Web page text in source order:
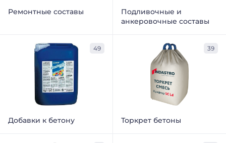
Ремонтные составы
Подливочные и
анкеровочные составы
49
Добавки к бетону
39
Торкрет бетоны